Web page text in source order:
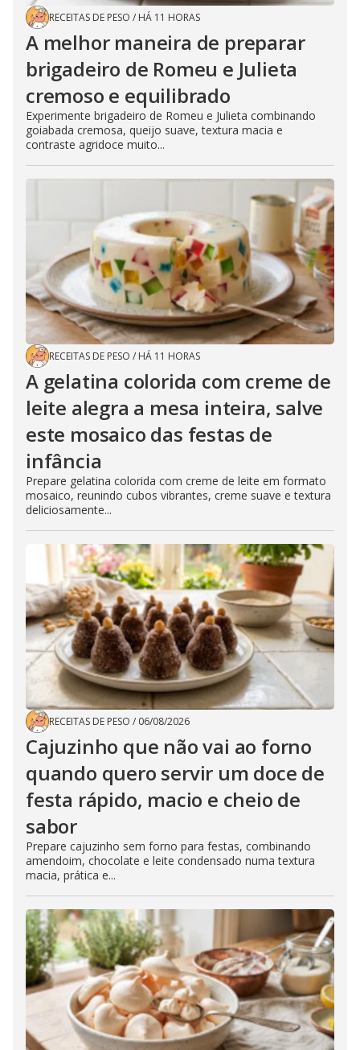
RECEITAS DE PESO / HÁ 11 HORAS
A melhor maneira de preparar
brigadeiro de Romeu e Julieta
cremoso e equilibrado
Experimente brigadeiro de Romeu e Julieta combinando
goiabada cremosa, queijo suave, textura macia e
contraste agridoce muito...
RECEITAS DE PESO / HÁ 11 HORAS
A gelatina colorida com creme de
leite alegra a mesa inteira, salve
este mosaico das festas de
infância
Prepare gelatina colorida com creme de leite em formato
mosaico, reunindo cubos vibrantes, creme suave e textura
deliciosamente...
RECEITAS DE PESO / 06/08/2026
Cajuzinho que não vai ao forno
quando quero servir um doce de
festa rápido, macio e cheio de
sabor
Prepare cajuzinho sem forno para festas, combinando
amendoim, chocolate e leite condensado numa textura
macia, prática e...